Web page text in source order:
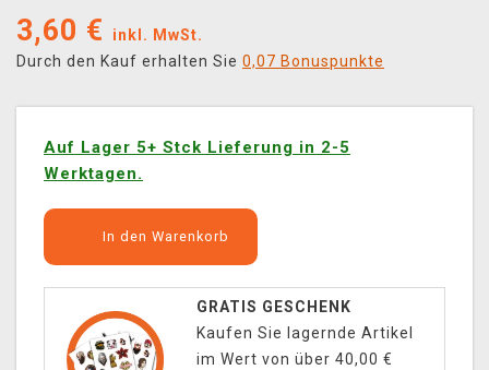
3,60 €
inkl. MwSt.
Durch den Kauf erhalten Sie 0,07 Bonuspunkte
Auf Lager 5+ Stck Lieferung in 2-5
Werktagen.
In den Warenkorb
GRATIS GESCHENK
Kaufen Sie lagernde Artikel
im Wert von über 40,00 €